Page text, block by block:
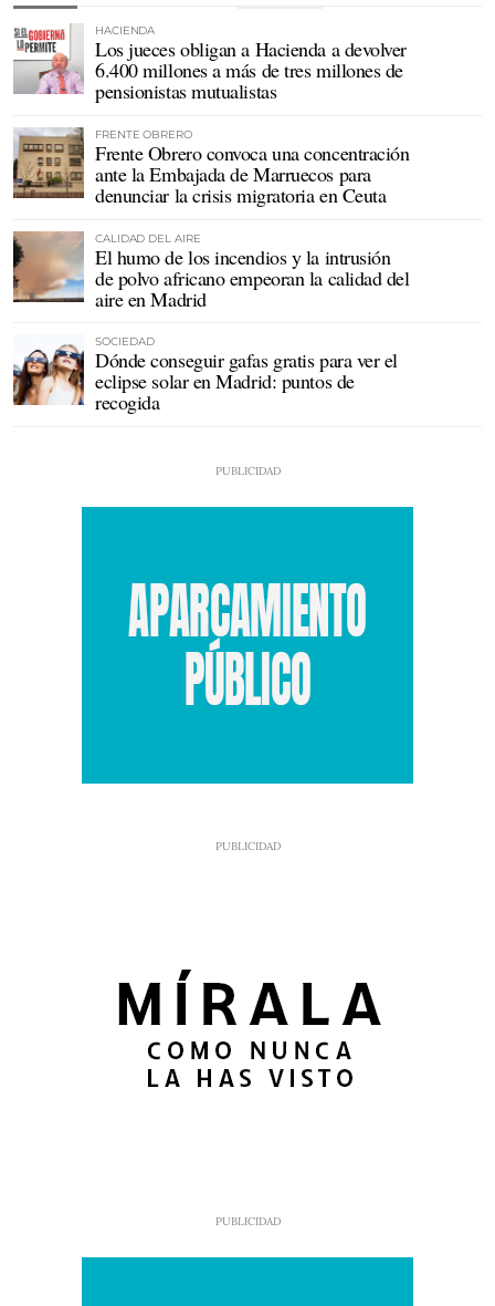
HACIENDA
Los jueces obligan a Hacienda a devolver
6.400 millones a más de tres millones de
pensionistas mutualistas
FRENTE OBRERO
Frente Obrero convoca una concentración
ante la Embajada de Marruecos para
denunciar la crisis migratoria en Ceuta
CALIDAD DEL AIRE
El humo de los incendios y la intrusión
de polvo africano empeoran la calidad del
aire en Madrid
SOCIEDAD
Dónde conseguir gafas gratis para ver el
eclipse solar en Madrid: puntos de
recogida